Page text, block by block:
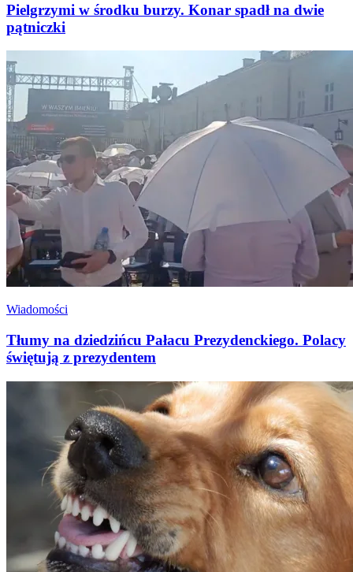
Pielgrzymi w środku burzy. Konar spadł na dwie
pątniczki
Wiadomości
Tłumy na dziedzińcu Pałacu Prezydenckiego. Polacy
świętują z prezydentem